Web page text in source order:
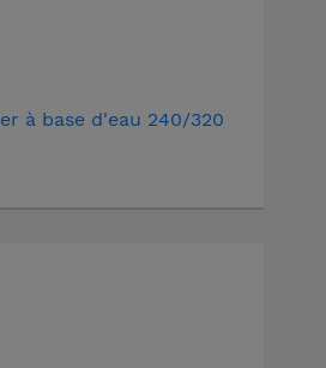
à base d'eau 240/320